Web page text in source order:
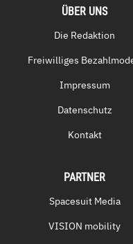
ÜBER UNS
Die Redaktion
Freiwilliges
Impressum
Datenschutz
Kontakt
PARTNER
Spacesuit Media
VISION mobility